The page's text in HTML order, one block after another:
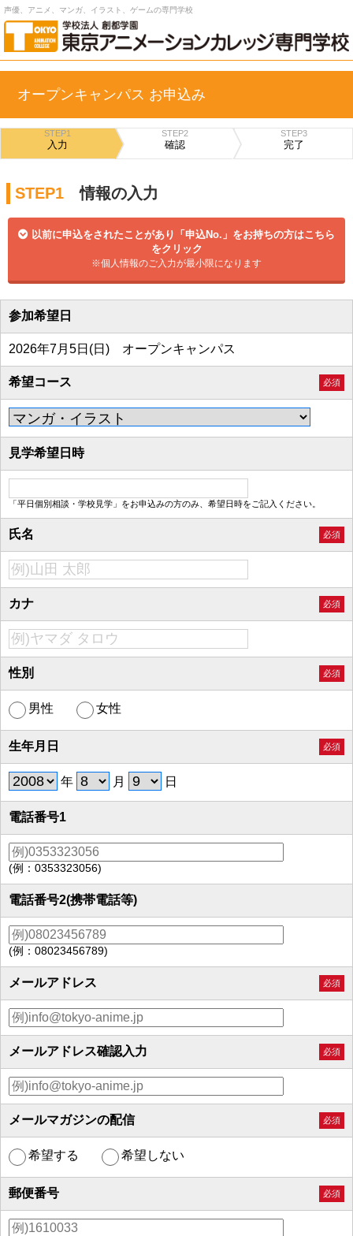
声優、アニメ、マンガ、イラスト、ゲームの専門学校
オープンキャンパス お申込み
STEP1
入力
STEP2
確認
STEP3
完了
STEP1 情報の入力
以前に申込をされたことがあり「申込No.」をお持ちの方はこちら
をクリック
※個人情報のご入力が最小限になります
参加希望日
2026年7月5日(日) オープンキャンパス
希望コース 必須
見学希望日時
「平日個別相談・学校見学」をお申込みの方のみ、希望日時をご記入ください。
氏名 必須
カナ 必須
性別 必須
男性 女性
生年月日 必須
年 月 日
電話番号1
(例：0353323056)
電話番号2(携帯電話等)
(例：08023456789)
メールアドレス 必須
メールアドレス確認入力 必須
メールマガジンの配信 必須
希望する 希望しない
郵便番号 必須